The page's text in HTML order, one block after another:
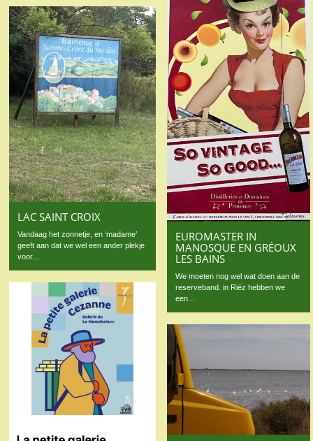
EUROMASTER IN
MANOSQUE EN GRÉOUX
LES BAINS
We moeten nog wel wat doen aan de
reserveband. in Riéz hebben we
een...
LAC SAINT CROIX
Vandaag het zonnetje, en ‘madame’
geeft aan dat we wel een ander plekje
voor...